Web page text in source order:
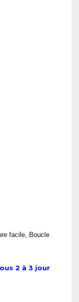
facile, Boucle
2 à 3 jour